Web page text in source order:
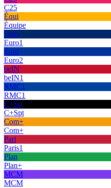
C25
Équi
Équipe
Euro
Euro1
Euro
Euro2
beIN
beIN1
RMC1
RMC1
C+Sp
C+Spt
Com+
Com+
Pari
Paris1
Plan
Plan+
MCM
MCM